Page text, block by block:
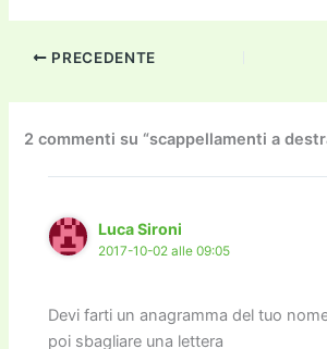
c
b
o
o
k
itt ai
d
o
n
a
m
PRECEDENTE
2 commenti su “scappellamenti a
Luca Sironi
2017-10-02 alle 09:05
Devi farti un anagramma del tuo
poi sbagliare una lettera